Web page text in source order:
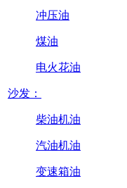
冲压油
煤油
电火花油
沙发：
柴油机油
汽油机油
变速箱油